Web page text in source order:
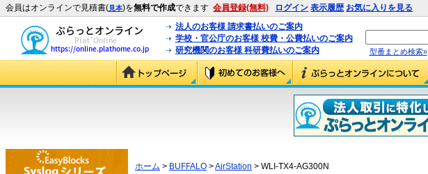
会員はオンラインで見積書(見本)を無料で作成できます 会員登録(無料) ログイン 表示履歴 お気に入りを見る
法人のお客様 請求書払いのご案内
学校・官公庁のお客様 校費・公費払いのご案内
研究機関のお客様 科研費払いのご案内
型番まとめ検索»
ホーム > BUFFALO >AirStation > WLI-TX4-AG300N